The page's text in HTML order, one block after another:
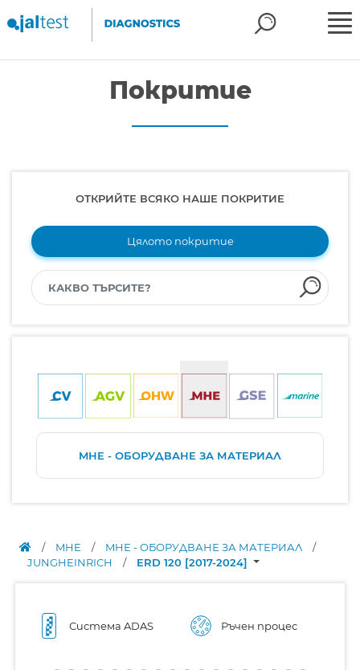
Покритие
ОТКРИЙТЕ ВСЯКО НАШЕ ПОКРИТИЕ
Цялото покритие
MHE - ОБОРУДВАНЕ ЗА МАТЕРИАЛ
/ MHE / MHE - ОБОРУДВАНЕ ЗА МАТЕРИАЛ
/
JUNGHEINRICH
/ ERD 120 [2017-2024]
Система ADAS Ръчен процес